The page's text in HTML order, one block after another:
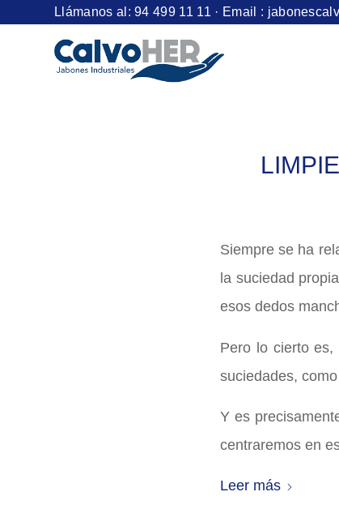
Llámanos al:94 499 11 11 · Email :
Siempre se ha
la suciedad
esos dedos
Pero lo cierto
suciedades,
Y es
centraremos en
Leer más